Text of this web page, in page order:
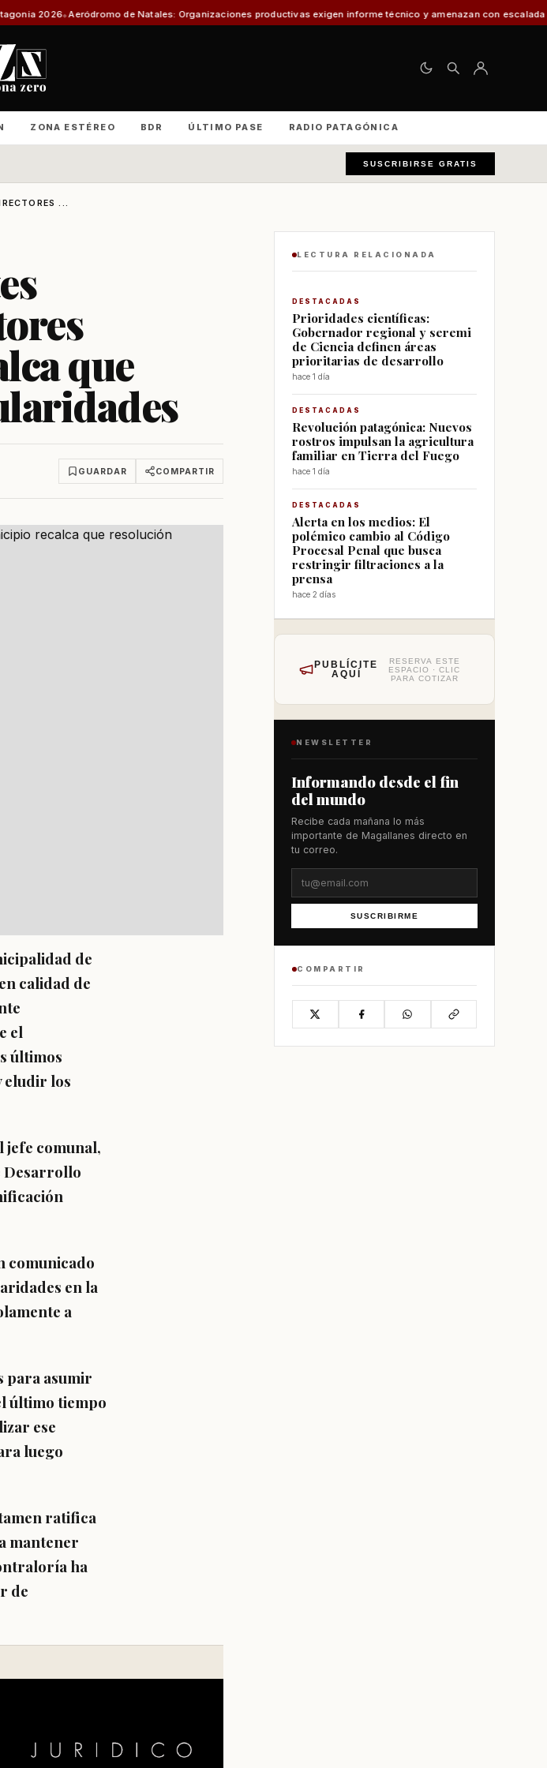
de Natales: Organizaciones productivas exigen informe técnico y amenazan con escalada nacional El
ZONA ESTÉREO BDR ÚLTIMO PASE RADIO PATAGÓNICA
SUSCRIBIRSE GRATIS
...
que
GUARDAR COMPARTIR
de
calidad de
el
últimos
eludir los
jefe comunal,
Desarrollo
comunicado
en la
a
para asumir
último tiempo
ese
luego
ratifica
mantener
ha
de
LECTURA RELACIONADA
DESTACADAS
Prioridades científicas:
Gobernador regional y seremi
de Ciencia definen áreas
prioritarias de desarrollo
hace 1 día
DESTACADAS
Revolución patagónica: Nuevos
rostros impulsan la agricultura
familiar en Tierra del Fuego
hace 1 día
DESTACADAS
Alerta en los medios: El
polémico cambio al Código
Procesal Penal que busca
restringir filtraciones a la
prensa
hace 2 días
PUBLÍCITE
AQUÍ
RESERVA ESTE
ESPACIO · CLIC
PARA COTIZAR
NEWSLETTER
Informando desde el fin
del mundo
Recibe cada mañana lo más
importante de Magallanes directo en
tu correo.
SUSCRIBIRME
COMPARTIR